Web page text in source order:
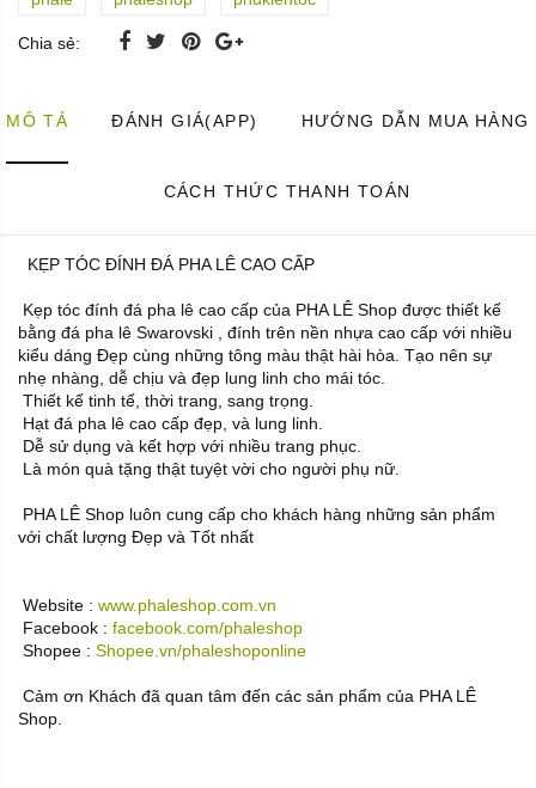
Chia sẻ:
MÔ TẢ ĐÁNH GIÁ(APP) HƯỚNG DẪN MUA HÀNG
CÁCH THỨC THANH TOÁN
KẸP TÓC ĐÍNH ĐÁ PHA LÊ CAO CẤP
Kẹp tóc đính đá pha lê cao cấp của PHA LÊ Shop được thiết kế
bằng đá pha lê Swarovski , đính trên nền nhựa cao cấp với nhiều
kiểu dáng Đẹp cùng những tông màu thật hài hòa. Tạo nên sự
nhẹ nhàng, dễ chịu và đẹp lung linh cho mái tóc.
Thiết kế tinh tế, thời trang, sang trọng.
Hạt đá pha lê cao cấp đẹp, và lung linh.
Dễ sử dụng và kết hợp với nhiều trang phục.
Là món quà tặng thật tuyệt vời cho người phụ nữ.
PHA LÊ Shop luôn cung cấp cho khách hàng những sản phẩm
với chất lượng Đẹp và Tốt nhất
Website : www.phaleshop.com.vn
Facebook : facebook.com/phaleshop
Shopee : Shopee.vn/phaleshoponline
Cảm ơn Khách đã quan tâm đến các sản phẩm của PHA LÊ
Shop.